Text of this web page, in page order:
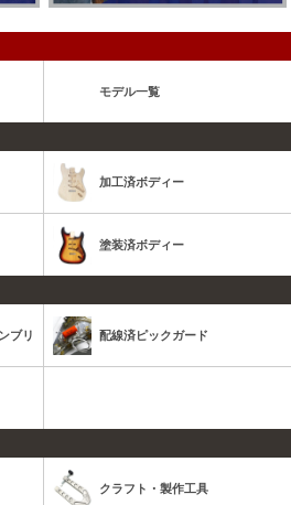
モデル一覧
加工済ボディー
塗装済ボディー
ブリ 配線済ピックガード
クラフト・製作工具